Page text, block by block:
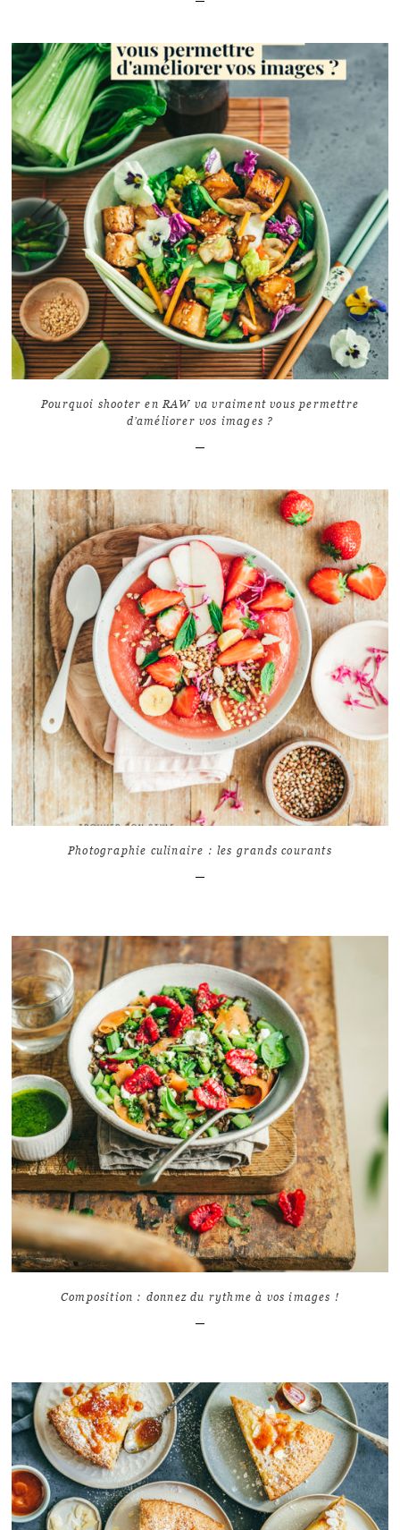
LIRE L'ARTICLE
10 7401
Pourquoi shooter en RAW va vraiment vous permettre
d’améliorer vos images ?
LIRE L'ARTICLE
7287
Photographie culinaire : les grands courants
LIRE L'ARTICLE
9 7503
Composition : donnez du rythme à vos images !